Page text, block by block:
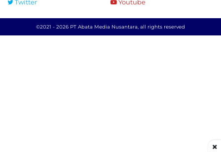
Twitter Youtube
©2021 - 2026 PT Abata Media Nusantara, all rights reserved
×